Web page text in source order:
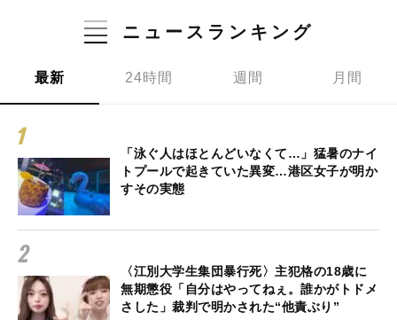
ニュースランキング
最新 24時間 週間 月間
「泳ぐ人はほとんどいなくて…」猛暑のナイ
トプールで起きていた異変…港区女子が明か
すその実態
〈江別大学生集団暴行死〉主犯格の18歳に
無期懲役「自分はやってねぇ。誰かがトドメ
さした」裁判で明かされた“他責ぶり”